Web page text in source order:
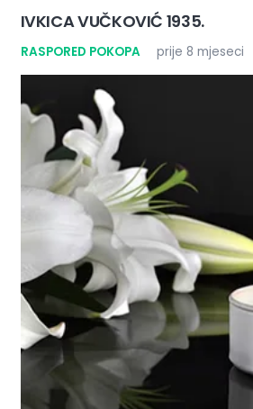
IVKICA VUČKOVIĆ 1935.
RASPORED POKOPA prije 8 mjeseci